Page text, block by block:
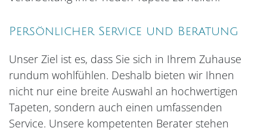
Persönlicher Service und Beratung
Unser Ziel ist es, dass Sie sich in Ihrem Zuhause
rundum wohlfühlen. Deshalb bieten wir Ihnen
nicht nur eine breite Auswahl an hochwertigen
Tapeten, sondern auch einen umfassenden
Service. Unsere kompetenten Berater stehen